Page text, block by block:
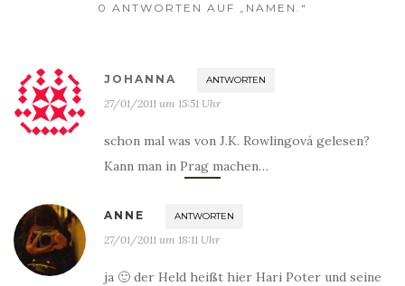
0 ANTWORTEN AUF „NAMEN.“
JOHANNA ANTWORTEN
27/01/2011 um 15:51 Uhr
schon mal was von J.K. Rowlingová gelesen?
Kann man in Prag machen…
ANNE ANTWORTEN
27/01/2011 um 18:11 Uhr
ja 🙂 der Held heißt hier Hari Poter und seine